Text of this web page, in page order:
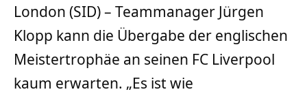
London (SID) – Teammanager Jürgen
Klopp kann die Übergabe der englischen
Meistertrophäe an seinen FC Liverpool
kaum erwarten. „Es ist wie